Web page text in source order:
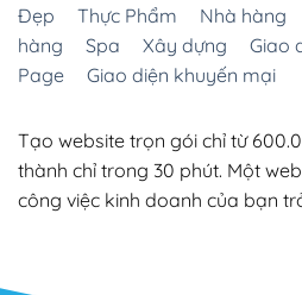
Đẹp
Thực Phẩm Nhà hàng
hàng
Spa Xây dựng Giao
Page
Giao diện khuyến mại
Tạo website trọn gói chỉ từ
thành chỉ trong 30 phút. Một
công việc kinh doanh của bạn